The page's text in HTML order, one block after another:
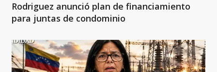
Rodriguez anunció plan de financiamiento
para juntas de condominio